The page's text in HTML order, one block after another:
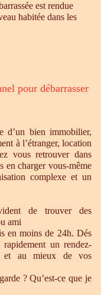
est rendue
habitée dans les
pour débarrasser
d’un bien immobilier,
à l’étranger, location
vous retrouver dans
en charger vous-même
complexe et un
de trouver des
ami
en moins de 24h. Dés
un rendez-
et au mieux de vos
? Qu’est-ce que je